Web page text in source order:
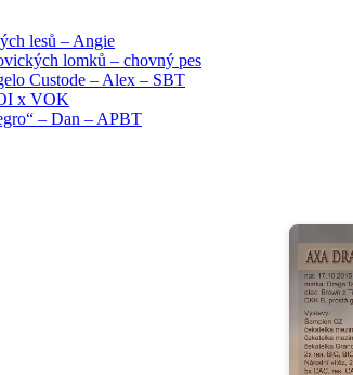
lesů – Angie
lomků – chovný pes
Custode – Alex – SBT
x VOK
– Dan – APBT